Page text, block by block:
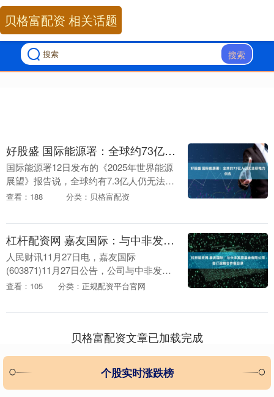
搜索
贝格富配资 相关话题
好股盛 国际能源署：全球约73亿人仍无法获电力供应
国际能源署12日发布的《2025年世界能源
展望》报告说，全球约有7.3亿人仍无法获
得电力供应，并且气候风险日益加剧。 报
面，全....
查看：188 分类：贝格富配资
杠杆配资网 嘉友国际：与中非发展基金有限公司签订战略合作备忘录
人民财讯11月27日电，嘉友国际
(603871)11月27日公告，公司与中非发展
基金有限公司（简称“中非发展基金”）签
协同、....
查看：105 分类：正规配资平台官网
贝格富配资文章已加载完成
个股实时涨跌榜